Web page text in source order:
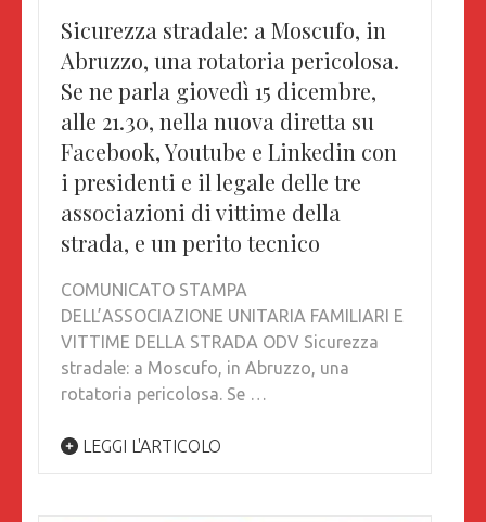
Sicurezza stradale: a Moscufo, in
Abruzzo, una rotatoria pericolosa.
Se ne parla giovedì 15 dicembre,
alle 21.30, nella nuova diretta su
Facebook, Youtube e Linkedin con
i presidenti e il legale delle tre
associazioni di vittime della
strada, e un perito tecnico
COMUNICATO STAMPA
DELL’ASSOCIAZIONE UNITARIA FAMILIARI E
VITTIME DELLA STRADA ODV Sicurezza
stradale: a Moscufo, in Abruzzo, una
rotatoria pericolosa. Se …
LEGGI L'ARTICOLO